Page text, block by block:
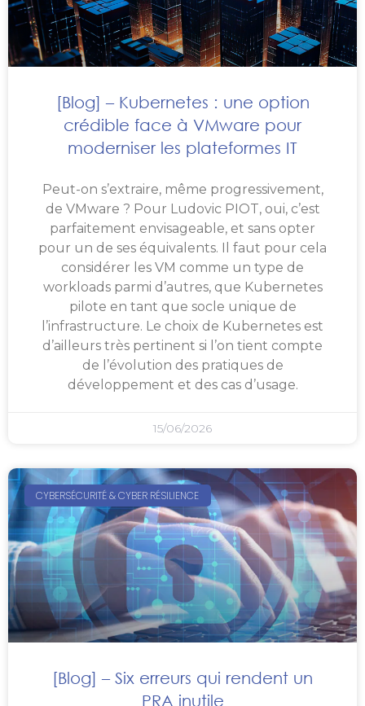
[Blog] – Kubernetes : une option
crédible face à VMware pour
moderniser les plateformes IT
Peut-on s’extraire, même progressivement,
de VMware ? Pour Ludovic PIOT, oui, c’est
parfaitement envisageable, et sans opter
pour un de ses équivalents. Il faut pour cela
considérer les VM comme un type de
workloads parmi d’autres, que Kubernetes
pilote en tant que socle unique de
l’infrastructure. Le choix de Kubernetes est
d’ailleurs très pertinent si l’on tient compte
de l’évolution des pratiques de
développement et des cas d’usage.
15/06/2026
CYBERSÉCURITÉ & CYBER RÉSILIENCE
[Blog] – Six erreurs qui rendent un
PRA inutile